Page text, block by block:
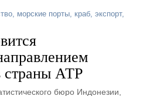
, морские порты, краб, экспорт,
страны АТР
бюро Индонезии,